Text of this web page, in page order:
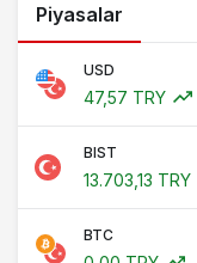
Piyasalar
USD
47,57 TRY
BIST
13.703,13 TRY
BTC